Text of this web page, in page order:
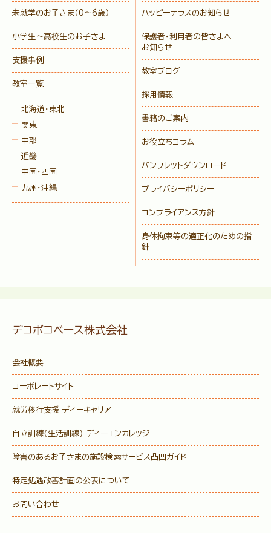
未就学のお子さま （0〜6歳）
小学生〜高校生のお子さま
支援事例
教室一覧
北海道・東北
関東
中部
近畿
中国・四国
九州・沖縄
ハッピーテラスのお知らせ
保護者・利用者の皆さまへ
お知らせ
教室ブログ
採用情報
書籍のご案内
お役立ちコラム
パンフレットダウンロード
プライバシーポリシー
コンプライアンス方針
身体拘束等の適正化のための指
針
デコボコベース株式会社
会社概要
コーポレートサイト
就労移行支援 ディーキャリア
自立訓練(生活訓練) ディーエンカレッジ
障害のあるお子さまの施設検索サービス凸凹ガイド
特定処遇改善計画の公表について
お問い合わせ